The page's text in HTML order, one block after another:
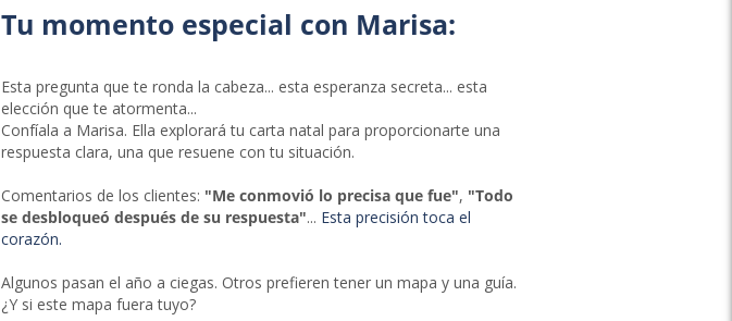
Tu momento especial con Marisa:
Esta pregunta que te ronda la cabeza... esta esperanza secreta... esta
elección que te atormenta...
Confíala a Marisa. Ella explorará tu carta natal para proporcionarte una
respuesta clara, una que resuene con tu situación.
Comentarios de los clientes: "Me conmovió lo precisa que fue", "Todo
se desbloqueó después de su respuesta"... Esta precisión toca el
corazón.
Algunos pasan el año a ciegas. Otros prefieren tener un mapa y una guía.
¿Y si este mapa fuera tuyo?